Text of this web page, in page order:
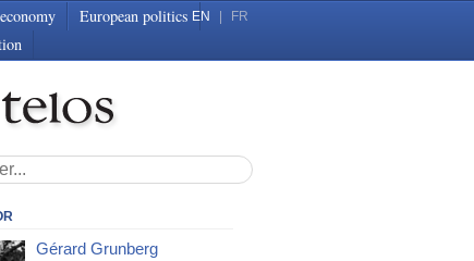
European politics EN FR
Gérard Grunberg